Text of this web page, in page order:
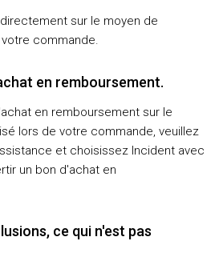
sur le moyen de
commande.
en remboursement.
en remboursement sur le
lors de votre commande, veuillez
et choisissez Incident avec
un bon d'achat en
ce qui n'est pas